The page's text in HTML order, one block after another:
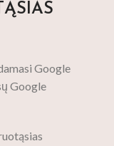
Google
Google